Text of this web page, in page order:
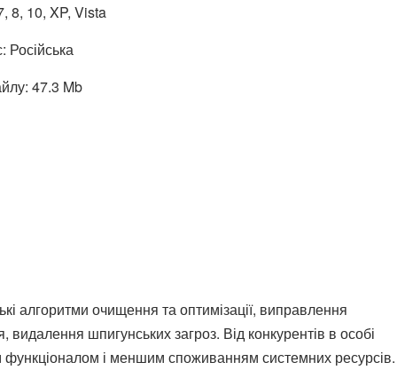
8, 10, XP, Vista
Російська
47.3 Mb
алгоритми очищення та оптимізації, виправлення
шпигунських загроз. Від конкурентів в особі
функціоналом і меншим споживанням системних ресурсів.